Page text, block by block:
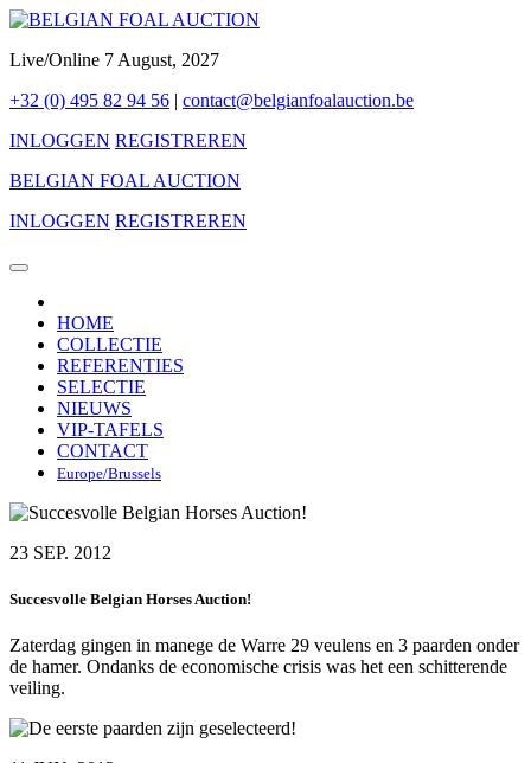
Live/Online 7 August, 2027
+32 (0) 495 82 94 56 | contact@belgianfoalauction.be
INLOGGEN REGISTREREN
BELGIAN FOAL AUCTION
INLOGGEN REGISTREREN
HOME
COLLECTIE
REFERENTIES
SELECTIE
NIEUWS
VIP-TAFELS
CONTACT
Europe/Brussels
23 SEP. 2012
Succesvolle Belgian Horses Auction!
Zaterdag gingen in manege de Warre 29 veulens en 3 paarden onder
de hamer. Ondanks de economische crisis was het een schitterende
veiling.